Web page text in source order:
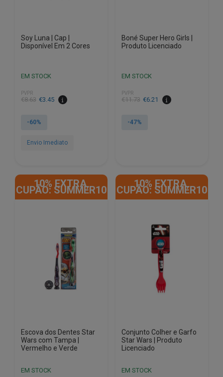
Soy Luna | Cap |
Disponível Em 2 Cores
EM STOCK
PVPR
€8.63 €3.45
-60%
Envio Imediato
product
has
Boné Super Hero Girls |
Produto Licenciado
EM STOCK
PVPR
€11.73
O
original
€6.21
O
atual
-47%
10% EXTRA,
CUPÃO: SUMMER10
Escova dos Dentes Star
Wars com Tampa |
Vermelho e Verde
EM STOCK
10% EXTRA,
CUPÃO: SUMMER10
Conjunto Colher e Garfo
Star Wars | Produto
Licenciado
EM STOCK